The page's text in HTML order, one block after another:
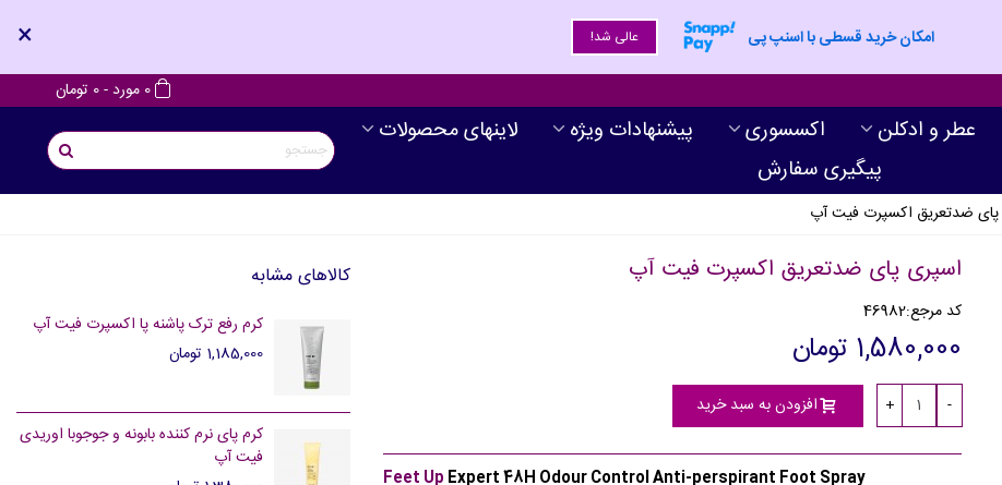
امکان خرید قسطی با اسنپ پی عالی شد! ×
0 مورد-0 تومان
عطر و ادکلن اکسسوری پیشنهادات ویژه
لاینهای محصولات
پیگیری سفارش
ضدتعریق اکسپرت فیت آپ
اسپری پای ضدتعریق اکسپرت فیت آپ
کد مرجع:46982
1,580,000 تومان
-
+ افزودن به سبد خرید
Feet Up Expert 48H Odour Control Anti-perspirant Foot Spray
کالاهای مشابه
کرم رفع ترک پاشنه پا اکسپرت فیت آپ
1,185,000 تومان
کرم پای نرم کننده بابونه و جوجوبا اوریدی
فیت آپ